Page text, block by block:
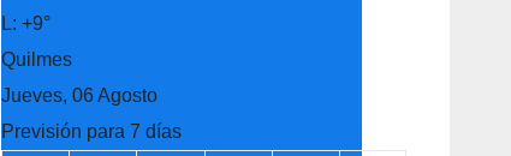
L:+9°
Quilmes
Jueves, 06 Agosto
Previsión para 7 días